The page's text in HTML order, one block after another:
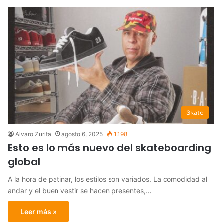
Skate
Alvaro Zurita agosto 6, 2025 1.198
Esto es lo más nuevo del skateboarding
global
A la hora de patinar, los estilos son variados. La comodidad al
andar y el buen vestir se hacen presentes,…
Leer más »